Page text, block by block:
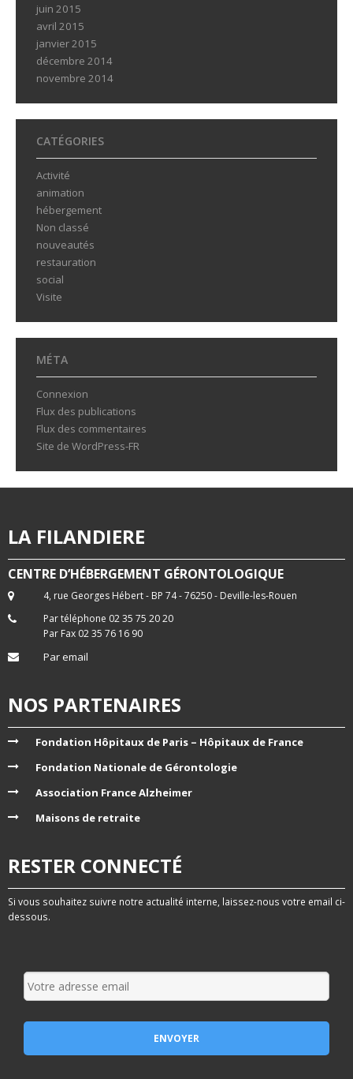
juin 2015
avril 2015
janvier 2015
décembre 2014
novembre 2014
CATÉGORIES
Activité
animation
hébergement
Non classé
nouveautés
restauration
social
Visite
MÉTA
Connexion
Flux des publications
Flux des commentaires
Site de WordPress-FR
LA FILANDIERE
CENTRE D’HÉBERGEMENT GÉRONTOLOGIQUE
4, rue Georges Hébert - BP 74 - 76250 - Deville-les-Rouen
Par téléphone 02 35 75 20 20
Par Fax 02 35 76 16 90
Par email
NOS PARTENAIRES
Fondation Hôpitaux de Paris – Hôpitaux de France
Fondation Nationale de Gérontologie
Association France Alzheimer
Maisons de retraite
RESTER CONNECTÉ
Si vous souhaitez suivre notre actualité interne, laissez-nous votre email ci-
dessous.